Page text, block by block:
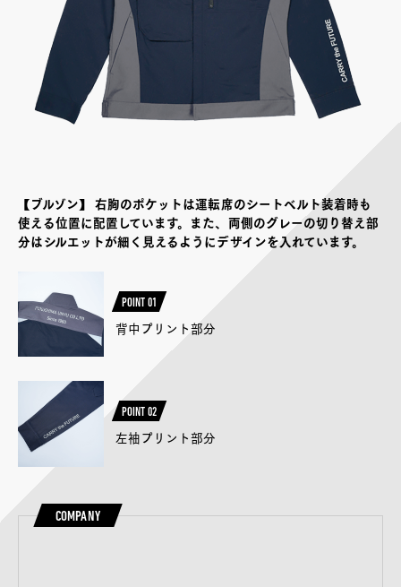
【ブルゾン】 右胸のポケットは運転席のシートベルト装着時も
使える位置に配置しています。また、両側のグレーの切り替え部
分はシルエットが細く見えるようにデザインを入れています。
POINT 01
背中プリント部分
POINT 02
左袖プリント部分
COMPANY